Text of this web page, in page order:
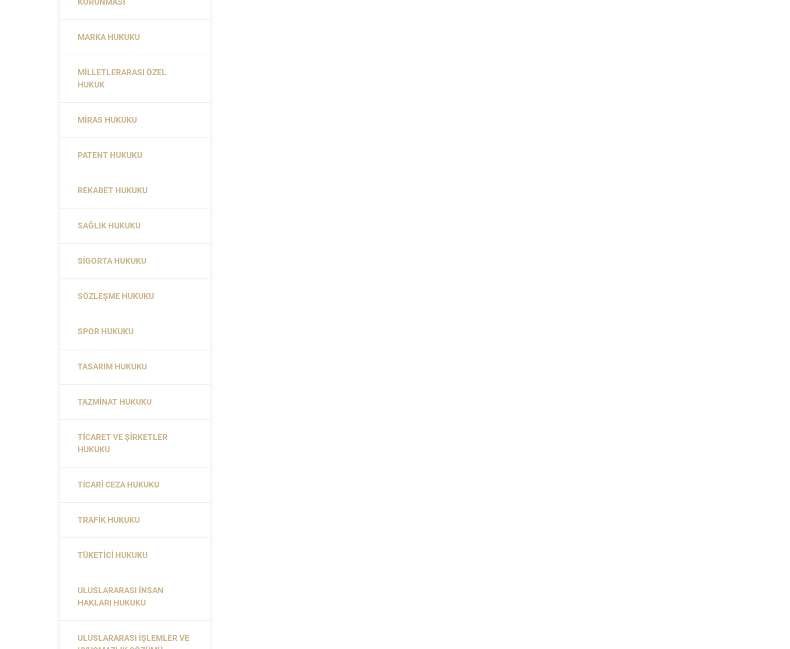
MARKA HUKUKU
MILLETLERARASI ÖZEL
HUKUK
MIRAS HUKUKU
PATENT HUKUKU
REKABET HUKUKU
SAĞLIK HUKUKU
SIGORTA HUKUKU
SÖZLEŞME HUKUKU
SPOR HUKUKU
TASARIM HUKUKU
TAZMINAT HUKUKU
TICARET VE ŞIRKETLER
HUKUKU
TICARI CEZA HUKUKU
TRAFIK HUKUKU
TÜKETICI HUKUKU
ULUSLARARASI İNSAN
HAKLARI HUKUKU
ULUSLARARASI İŞLEMLER VE